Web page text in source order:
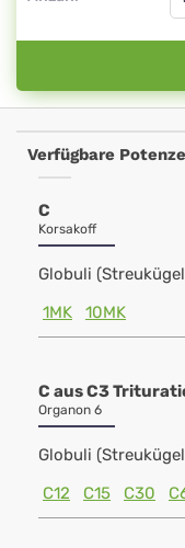
Verfügbare
C
Korsakoff
Globuli
1MK
10MK
C aus C3
Organon 6
Globuli
C12
C15 C30